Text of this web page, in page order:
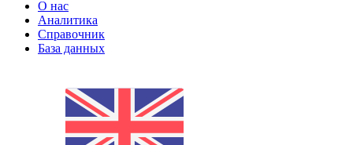
О нас
Аналитика
Справочник
База данных